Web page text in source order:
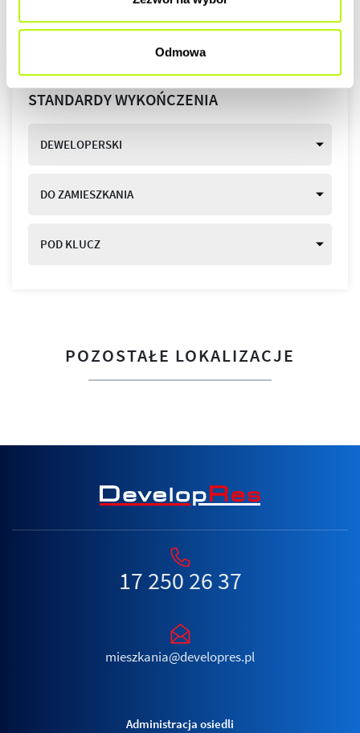
Odmowa
STANDARDY WYKOŃCZENIA
DEWELOPERSKI
DO ZAMIESZKANIA
POD KLUCZ
POZOSTAŁE LOKALIZACJE
17 250 26 37
mieszkania@developres.pl
Administracja osiedli